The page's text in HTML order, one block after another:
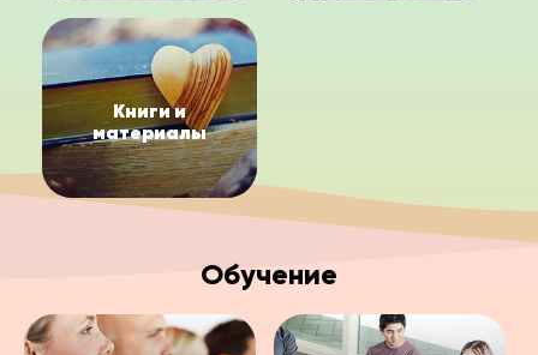
Книги и
материалы
Обучение